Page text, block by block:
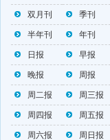
双月刊 季刊
半年刊 年刊
日报 早报
晚报 周报
周二报 周三报
周四报 周五报
周六报 周日报